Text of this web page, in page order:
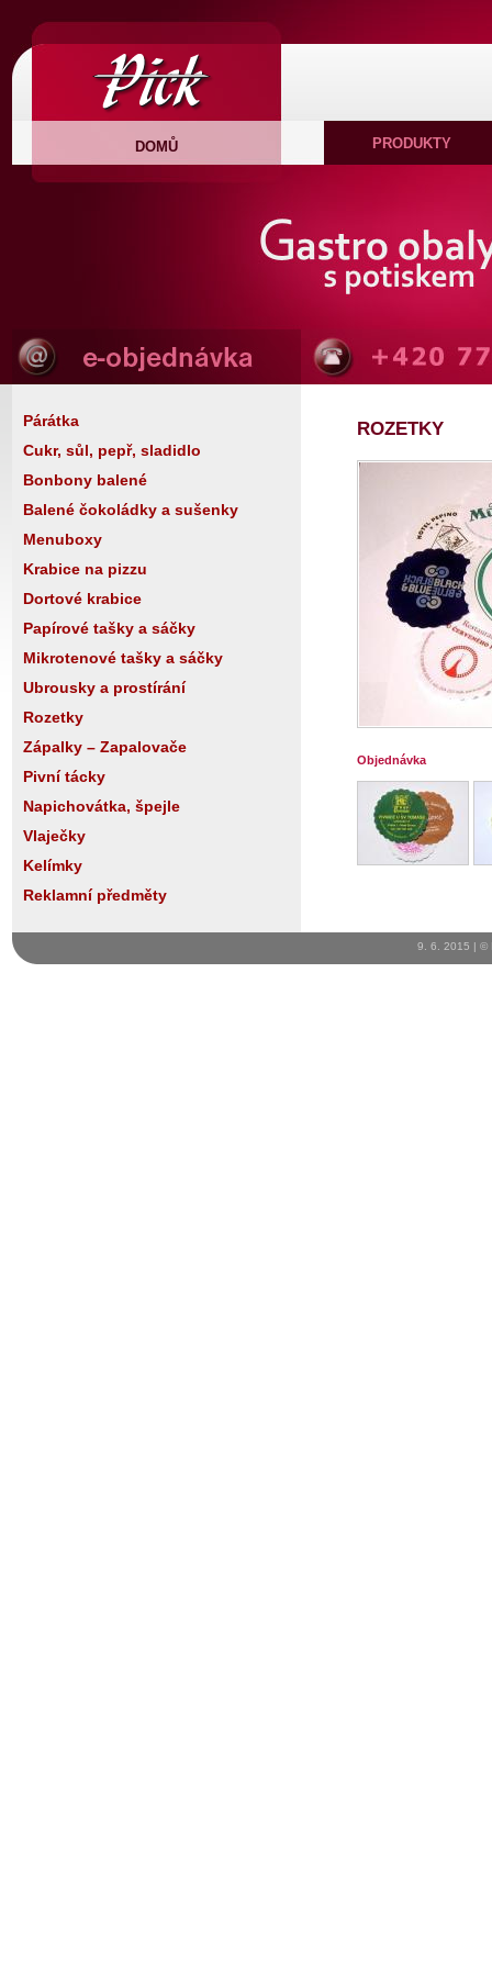
DOMŮ PRODUKTY
ROZETKY
Objednávka
Párátka
Cukr, sůl, pepř, sladidlo
Bonbony balené
Balené čokoládky a sušenky
Menuboxy
Krabice na pizzu
Dortové krabice
Papírové tašky a sáčky
Mikrotenové tašky a sáčky
Ubrousky a prostírání
Rozetky
Zápalky – Zapalovače
Pivní tácky
Napichovátka, špejle
Vlaječky
Kelímky
Reklamní předměty
9. 6. 2015 | ©